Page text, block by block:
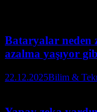
Bataryalar neden
azalma yaşıyor
22.12.2025Bilim &